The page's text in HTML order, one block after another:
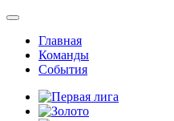
Главная
Команды
События